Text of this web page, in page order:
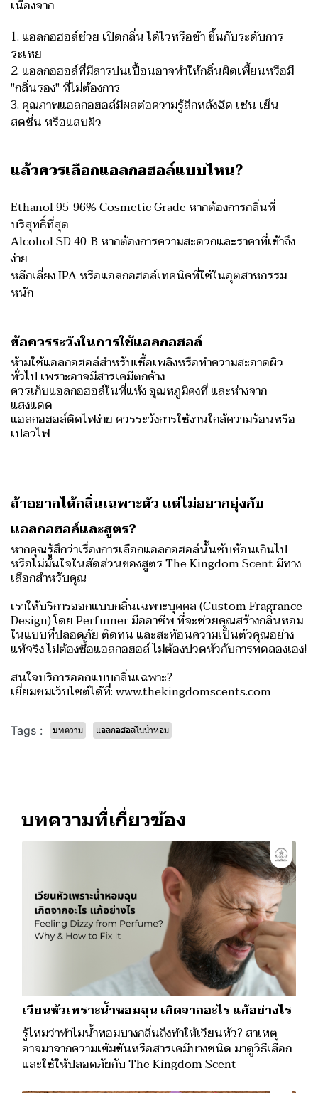
เนื่องจาก
1. แอลกอฮอล์ช่วย เปิดกลิ่น ได้ไวหรือช้า ขึ้นกับระดับการ
ระเหย
2. แอลกอฮอล์ที่มีสารปนเปื้อนอาจทำให้กลิ่นผิดเพี้ยนหรือมี
"กลิ่นรอง" ที่ไม่ต้องการ
3. คุณภาพแอลกอฮอล์มีผลต่อความรู้สึกหลังฉีด เช่น เย็น
สดชื่น หรือแสบผิว
แล้วควรเลือกแอลกอฮอล์แบบไหน?
Ethanol 95-96% Cosmetic Grade หากต้องการกลิ่นที่
บริสุทธิ์ที่สุด
Alcohol SD 40-B หากต้องการความสะดวกและราคาที่เข้าถึง
ง่าย
หลีกเลี่ยง IPA หรือแอลกอฮอล์เทคนิคที่ใช้ในอุตสาหกรรม
หนัก
️ข้อควรระวังในการใช้แอลกอฮอล์
ห้ามใช้แอลกอฮอล์สำหรับเชื้อเพลิงหรือทำความสะอาดผิว
ทั่วไป เพราะอาจมีสารเคมีตกค้าง
ควรเก็บแอลกอฮอล์ในที่แห้ง อุณหภูมิคงที่ และห่างจาก
แสงแดด
แอลกอฮอล์ติดไฟง่าย ควรระวังการใช้งานใกล้ความร้อนหรือ
เปลวไฟ
ถ้าอยากได้กลิ่นเฉพาะตัว แต่ไม่อยากยุ่งกับ
แอลกอฮอล์และสูตร?
หากคุณรู้สึกว่าเรื่องการเลือกแอลกอฮอล์นั้นซับซ้อนเกินไป
หรือไม่มั่นใจในสัดส่วนของสูตร The Kingdom Scent มีทาง
เลือกสำหรับคุณ
เราให้บริการออกแบบกลิ่นเฉพาะบุคคล (Custom Fragrance
Design) โดย Perfumer มืออาชีพ ที่จะช่วยคุณสร้างกลิ่นหอม
ในแบบที่ปลอดภัย ติดทน และสะท้อนความเป็นตัวคุณอย่าง
แท้จริง ไม่ต้องซื้อแอลกอฮอล์ ไม่ต้องปวดหัวกับการทดลองเอง!
สนใจบริการออกแบบกลิ่นเฉพาะ?
เยี่ยมชมเว็บไซต์ได้ที่: www.thekingdomscents.com
Tags : บทความ แอลกอฮอล์ในน้ำหอม
บทความที่เกี่ยวข้อง
เวียนหัวเพราะน้ำหอมฉุน เกิดจากอะไร แก้อย่างไร
รู้ไหมว่าทำไมน้ำหอมบางกลิ่นถึงทำให้เวียนหัว? สาเหตุ
อาจมาจากความเข้มข้นหรือสารเคมีบางชนิด มาดูวิธีเลือก
และใช้ให้ปลอดภัยกับ The Kingdom Scent